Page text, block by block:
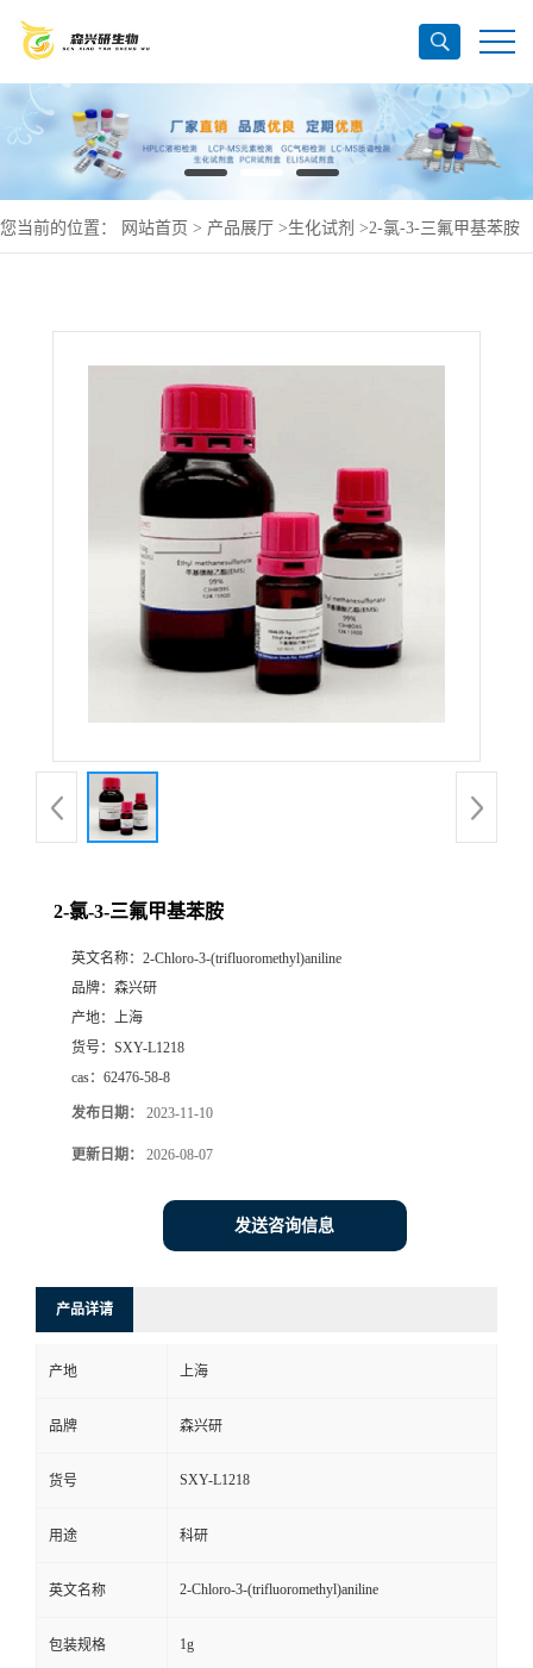
您当前的位置： 网站首页 > 产品展厅 >生化试剂 >2-氯-3-三氟甲基苯胺
2-氯-3-三氟甲基苯胺
英文名称： 2-Chloro-3-(trifluoromethyl)aniline
品牌： 森兴研
产地： 上海
货号： SXY-L1218
cas： 62476-58-8
发布日期： 2023-11-10
更新日期： 2026-08-07
发送咨询信息
产品详请
产地 上海
品牌 森兴研
货号 SXY-L1218
用途 科研
英文名称 2-Chloro-3-(trifluoromethyl)aniline
包装规格 1g